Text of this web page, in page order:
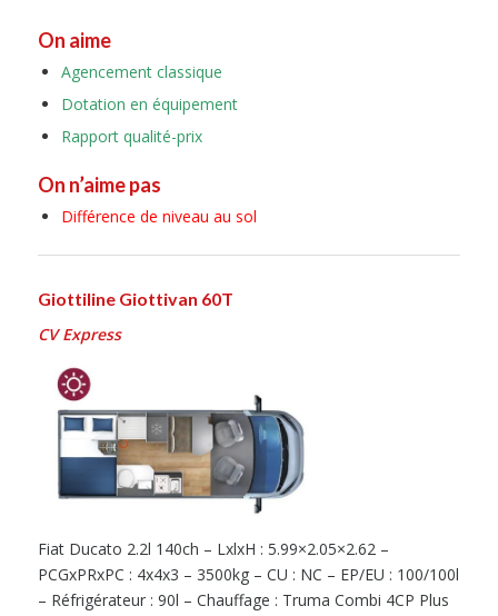
On aime
Agencement classique
Dotation en équipement
Rapport qualité-prix
On n’aime pas
Différence de niveau au sol
Giottiline Giottivan 60T
CV Express
Fiat Ducato 2.2l 140ch – LxlxH : 5.99×2.05×2.62 –
PCGxPRxPC : 4x4x3 – 3500kg – CU : NC – EP/EU : 100/100l
– Réfrigérateur : 90l – Chauffage : Truma Combi 4CP Plus